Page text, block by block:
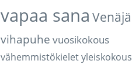
vapaa sana Venäjä
vihapuhe vuosikokous
vähemmistökieletyleiskokous